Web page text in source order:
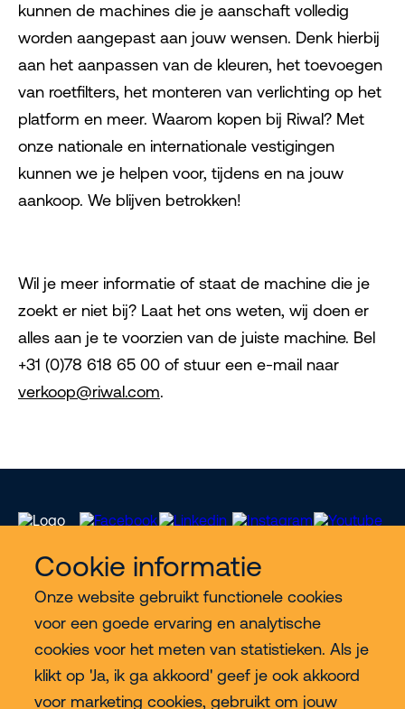
Cookie informatie
Onze website gebruikt functionele cookies
voor een goede ervaring en analytische
cookies voor het meten van statistieken. Als je
klikt op 'Ja, ik ga akkoord' geef je ook akkoord
voor marketing cookies, gebruikt om jouw
kunnen de machines die je aanschaft volledig
worden aangepast aan jouw wensen. Denk hierbij
aan het aanpassen van de kleuren, het toevoegen
van roetfilters, het monteren van verlichting op het
platform en meer. Waarom kopen bij Riwal? Met
onze nationale en internationale vestigingen
kunnen we je helpen voor, tijdens en na jouw
aankoop. We blijven betrokken!
Wil je meer informatie of staat de machine die je
zoekt er niet bij? Laat het ons weten, wij doen er
alles aan je te voorzien van de juiste machine. Bel
+31 (0)78 618 65 00 of stuur een e-mail naar
verkoop@riwal.com.
Meer Riwal
Industries